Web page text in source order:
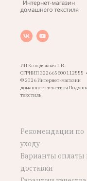
ИП Колодяжная Т.В.
ОГРНИП 322665800112555
© 2026 Интернет-магазин
домашнего текстиля
текстиль
Рекомендации по
уходу
Варианты оплаты
доставки